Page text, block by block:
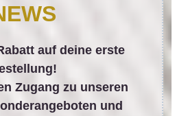
auf deine erste
Zugang zu unseren
und